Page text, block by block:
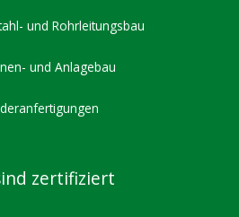
und Rohrleitungsbau
und Anlagebau
zertifiziert